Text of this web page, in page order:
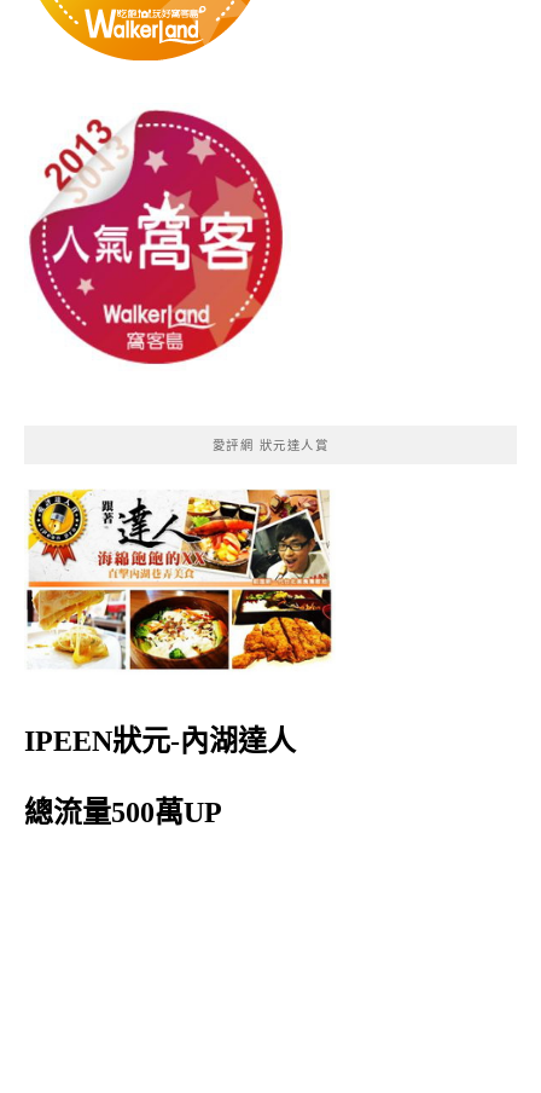
愛評網 狀元達人賞
IPEEN狀元-內湖達人
總流量500萬UP